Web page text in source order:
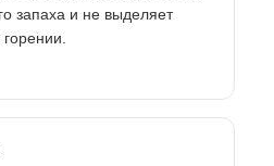
запаха и не выделяет